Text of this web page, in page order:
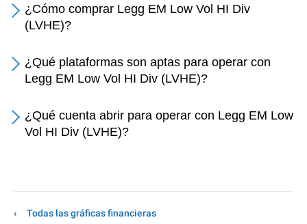
¿Cómo comprar Legg EM Low Vol HI Div
(LVHE)?
¿Qué plataformas son aptas para operar con
Legg EM Low Vol HI Div (LVHE)?
¿Qué cuenta abrir para operar con Legg EM Low
Vol HI Div (LVHE)?
Todas las gráficas financieras